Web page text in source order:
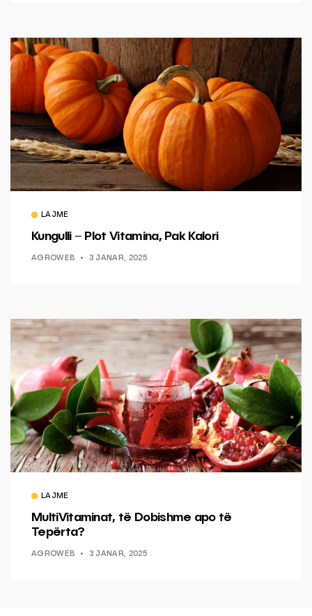
LAJME
Kungulli – Plot Vitamina, Pak Kalori
AGROWEB 3 JANAR, 2025
LAJME
MultiVitaminat, të Dobishme apo të
Tepërta?
AGROWEB 3 JANAR, 2025